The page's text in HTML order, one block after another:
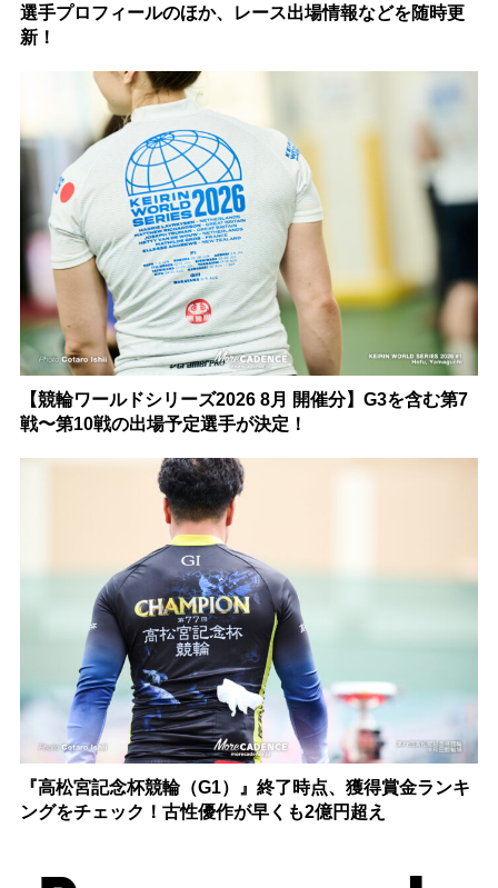
選手プロフィールのほか、レース出場情報などを随時更
新！
【競輪ワールドシリーズ2026 8月 開催分】G3を含む第7
戦〜第10戦の出場予定選手が決定！
『高松宮記念杯競輪（G1）』終了時点、獲得賞金ランキ
ングをチェック！古性優作が早くも2億円超え